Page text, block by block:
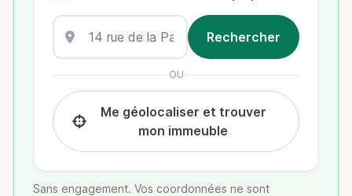
OU
Me géolocaliser et trouver
mon immeuble
Sans engagement. Vos coordonnées ne sont